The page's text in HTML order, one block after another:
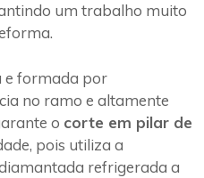
um trabalho muito
e formada por
no ramo e altamente
o corte em pilar de
pois utiliza a
refrigerada a